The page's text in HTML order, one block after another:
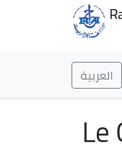
العربية